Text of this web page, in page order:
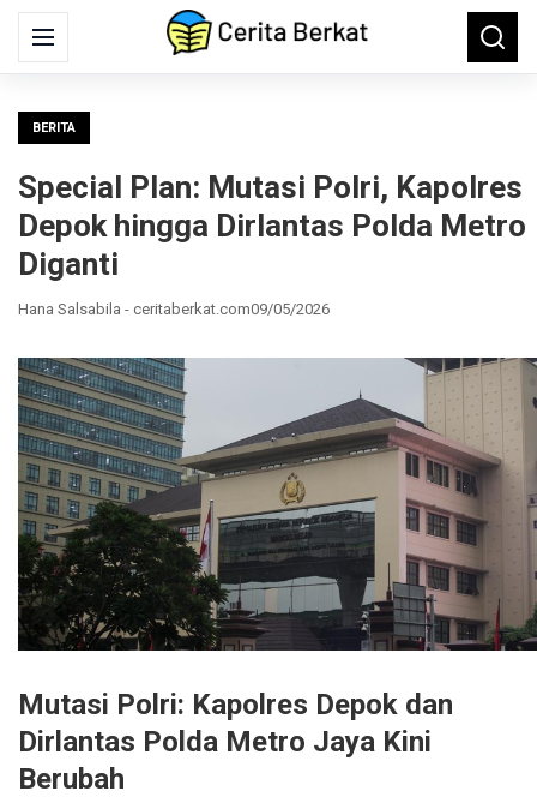
Menu
Search
for:
BERITA
Special Plan: Mutasi Polri, Kapolres
Depok hingga Dirlantas Polda Metro
Diganti
Hana Salsabila - ceritaberkat.com09/05/2026
Mutasi Polri: Kapolres Depok dan
Dirlantas Polda Metro Jaya Kini
Berubah